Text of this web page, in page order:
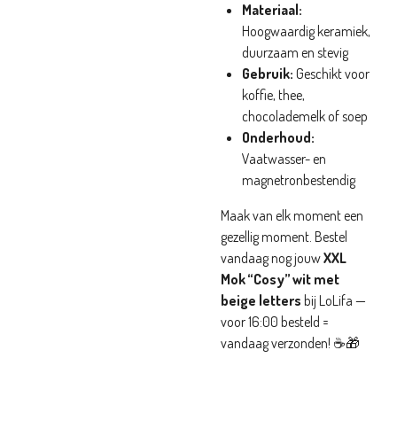
Materiaal:
Hoogwaardig keramiek,
duurzaam en stevig
Gebruik: Geschikt voor
koffie, thee,
chocolademelk of soep
Onderhoud:
Vaatwasser- en
magnetronbestendig
Maak van elk moment een
gezellig moment. Bestel
vandaag nog jouwXXL
Mok “Cosy” wit met
beige letters bij LoLifa —
voor 16:00 besteld =
vandaag verzonden! ☕🎁